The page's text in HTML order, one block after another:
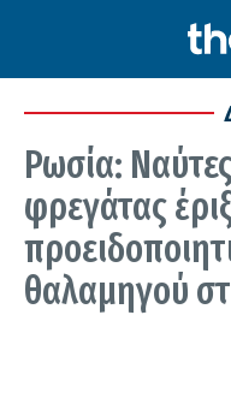
Ρωσία:
φρεγάτας
θαλαμηγού